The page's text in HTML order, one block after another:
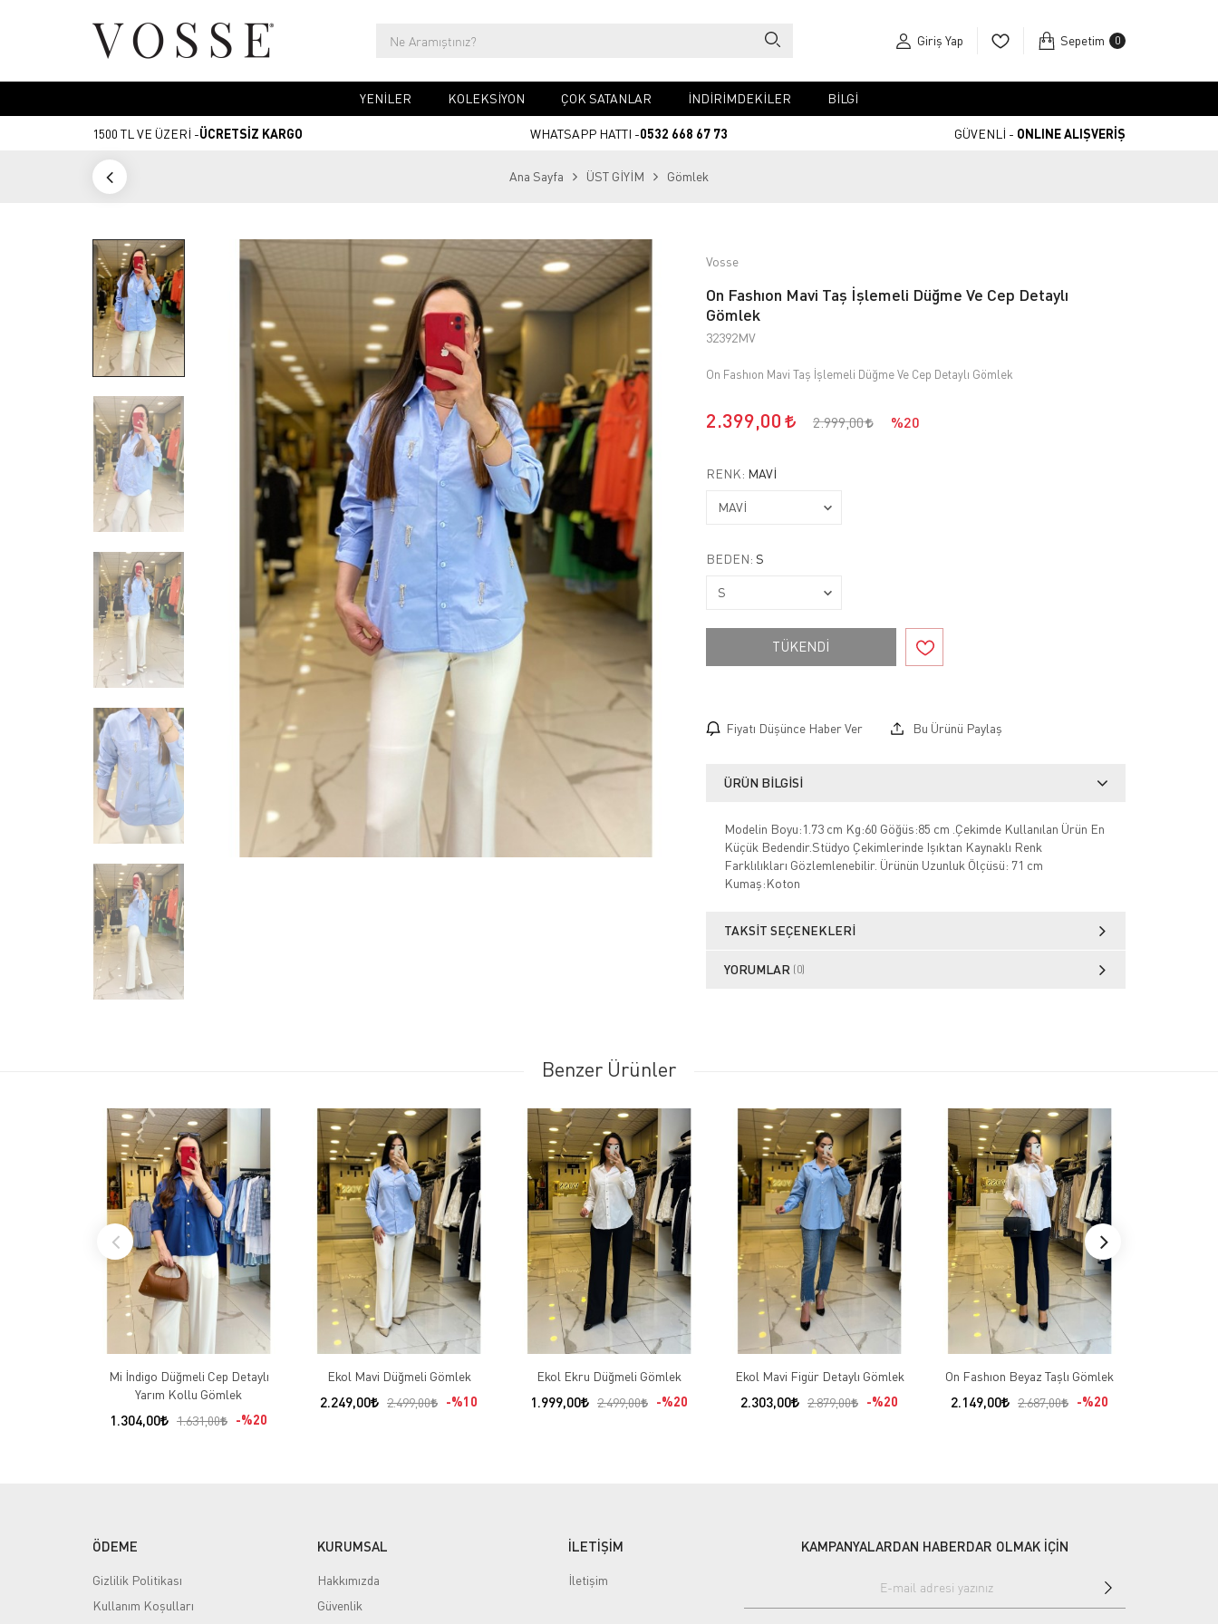
Giriş Yap Sepetim 0
YENİLER KOLEKSİYON ÇOK SATANLAR İNDİRİMDEKİLER BİLGİ
1500 TL VE ÜZERİ -ÜCRETSİZ KARGO WHATSAPP HATTI -0532 668 67 73 GÜVENLİ - ONLINE ALIŞVERİŞ
Ana Sayfa ÜST GİYİM Gömlek
Vosse
On Fashıon Mavi Taş İşlemeli Düğme Ve Cep Detaylı
Gömlek
32392MV
On Fashıon Mavi Taş İşlemeli Düğme Ve Cep Detaylı Gömlek
2.399,00 2.999,00 %20
RENK: MAVİ
BEDEN: S
TÜKENDİ
Fiyatı Düşünce Haber Ver Bu Ürünü Paylaş
ÜRÜN BILGISI
Modelin Boyu:1.73 cm Kg:60 Göğüs:85 cm .Çekimde Kullanılan Ürün En
Küçük Bedendir.Stüdyo Çekimlerinde Işıktan Kaynaklı Renk
Farklılıkları Gözlemlenebilir. Ürünün Uzunluk Ölçüsü: 71 cm
Kumaş:Koton
TAKSIT SEÇENEKLERI
YORUMLAR (0)
Benzer Ürünler
Mi İndigo Düğmeli Cep Detaylı
Yarım Kollu Gömlek
1.304,00 1.631,00 %20
Ekol Mavi Düğmeli Gömlek
2.249,00 2.499,00 %10
Ekol Ekru Düğmeli Gömlek
1.999,00 2.499,00 %20
Ekol Mavi Figür Detaylı Gömlek
2.303,00 2.879,00 %20
On Fashıon Beyaz Taşlı Gömlek
2.149,00 2.687,00 %20
ÖDEME
Gizlilik Politikası
Kullanım Koşulları
KURUMSAL
Hakkımızda
Güvenlik
İLETİŞİM
İletişim
KAMPANYALARDAN HABERDAR OLMAK İÇİN